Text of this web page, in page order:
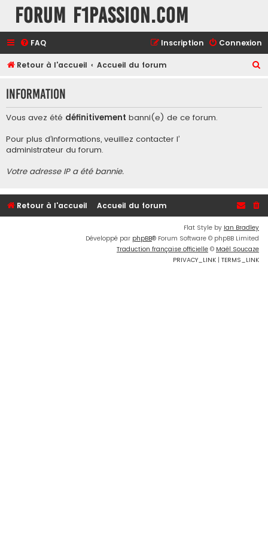
Forum F1Passion.com
FAQ Connexion
Inscription
Retour à l'accueil Accueil du forum
h
Information
Vous avez été définitivement banni(e) de ce forum.
Pour plus d’informations, veuillez contacter l’
administrateur du forum.
Votre adresse IP a été bannie.
Retour à l'accueil Accueil du forum
Flat Style by Ian Bradley
Développé par phpBB® Forum Software © phpBB Limited
Traduction française officielle © Maël Soucaze
PRIVACY_LINK | TERMS_LINK